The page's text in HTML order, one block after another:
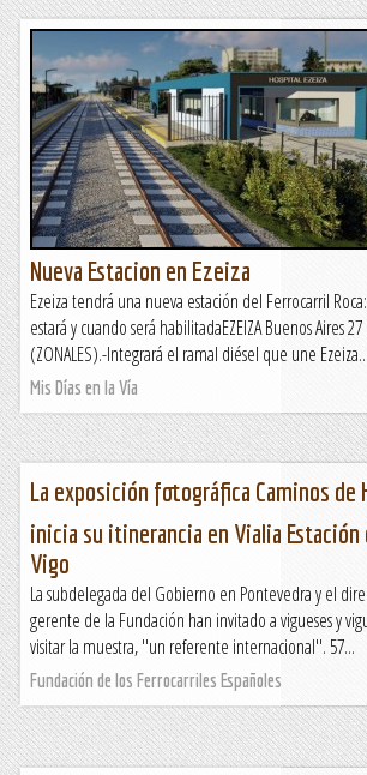
Nueva Estacion en Ezeiza
Ezeiza tendrá una nueva estación del Ferrocarril
estará y cuando será habilitadaEZEIZA Buenos Aires 27
(ZONALES).-Integrará el ramal diésel que une Ezeiza...
Mis Días en la Vía
La exposición fotográfica Caminos de
inicia su itinerancia en Vialia Estación
Vigo
La subdelegada del Gobierno en Pontevedra y el
gerente de la Fundación han invitado a vigueses y
visitar la muestra, ''un referente internacional''. 57...
Fundación de los Ferrocarriles Españoles